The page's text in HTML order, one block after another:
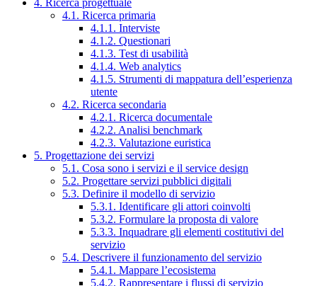
4. Ricerca progettuale
4.1. Ricerca primaria
4.1.1. Interviste
4.1.2. Questionari
4.1.3. Test di usabilità
4.1.4. Web analytics
4.1.5. Strumenti di mappatura dell’esperienza
utente
4.2. Ricerca secondaria
4.2.1. Ricerca documentale
4.2.2. Analisi benchmark
4.2.3. Valutazione euristica
5. Progettazione dei servizi
5.1. Cosa sono i servizi e il service design
5.2. Progettare servizi pubblici digitali
5.3. Definire il modello di servizio
5.3.1. Identificare gli attori coinvolti
5.3.2. Formulare la proposta di valore
5.3.3. Inquadrare gli elementi costitutivi del
servizio
5.4. Descrivere il funzionamento del servizio
5.4.1. Mappare l’ecosistema
5.4.2. Rappresentare i flussi di servizio